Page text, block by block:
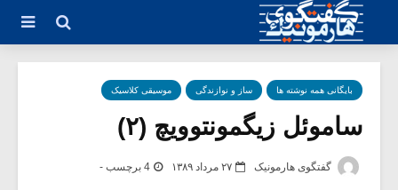
بایگانی همه نوشته ها ساز و نوازندگی موسیقی کلاسیک
ساموئل زیگمونتوویچ (۲)
گفتگوی هارمونیک ۲۷ مرداد ۱۳۸۹ 4 برچسب -